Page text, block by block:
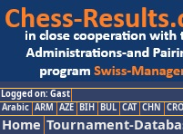
Logged on: Gast
Arabic ARM AZE BIH BUL CAT CHN CRO
Home Tournament-